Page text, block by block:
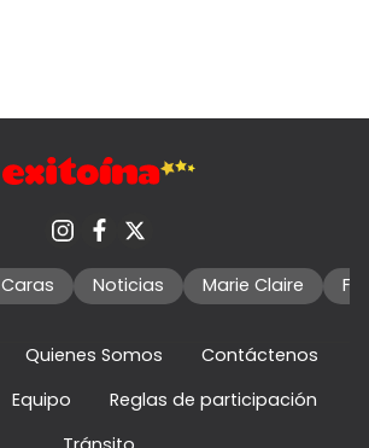
Caras Noticias Marie Claire
Quienes Somos
Contáctenos
Equipo
Reglas de participación